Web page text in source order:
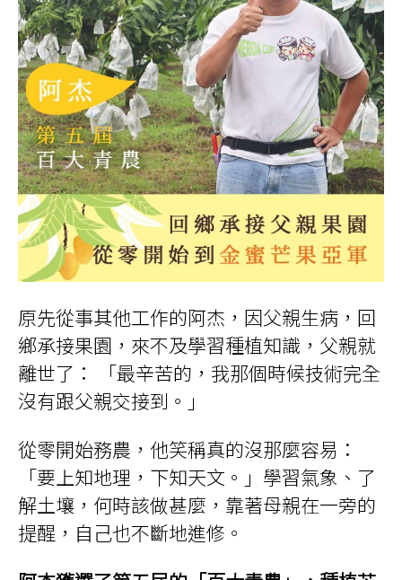
原先從事其他工作的阿杰，因父親生病，回
鄉承接果園，來不及學習種植知識，父親就
離世了： 「最辛苦的，我那個時候技術完全
沒有跟父親交接到。」
從零開始務農，他笑稱真的沒那麼容易：
「要上知地理，下知天文。」學習氣象、了
解土壤，何時該做甚麼，靠著母親在一旁的
提醒，自己也不斷地進修。